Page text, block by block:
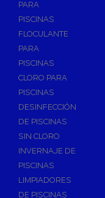
PARA
PISCINAS
FLOCULANTE
PARA
PISCINAS
CLORO PARA
PISCINAS
DESINFECCIÓN
DE PISCINAS
SIN CLORO
INVERNAJE DE
PISCINAS
LIMPIADORES
DE PISCINAS